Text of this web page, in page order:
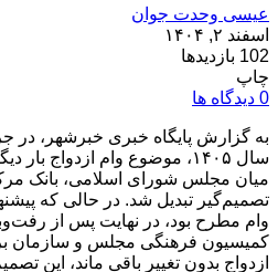
عیسی وحدت جوان
اسفند ۲, ۱۴۰۴
102 بازدیدها
چاپ
0 دیدگاه ها
به گزارش پایگاه خبری خبرشهر، در
سال ۱۴۰۵، موضوع وام ازدواج
میان مجلس شورای اسلامی، بانک
تصمیم‌گیر تبدیل شد. در حالی که
وام مطرح بود، در نهایت پس از
کمیسیون فرهنگی مجلس و سازمان
ازدواج بدون تغییر باقی ماند، این